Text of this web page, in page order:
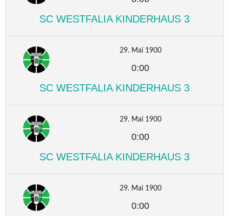
SC WESTFALIA KINDERHAUS 3
29. Mai 1900
0:00
SC WESTFALIA KINDERHAUS 3
29. Mai 1900
0:00
SC WESTFALIA KINDERHAUS 3
29. Mai 1900
0:00